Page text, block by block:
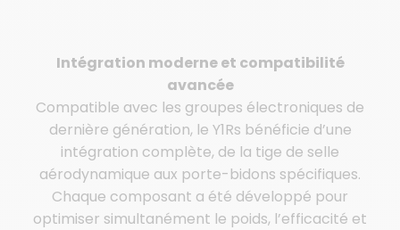
Intégration moderne et compatibilité
avancée
Compatible avec les groupes électroniques de
dernière génération, le Y1Rs bénéficie d’une
intégration complète, de la tige de selle
aérodynamique aux porte-bidons spécifiques.
Chaque composant a été développé pour
optimiser simultanément le poids, l’efficacité et